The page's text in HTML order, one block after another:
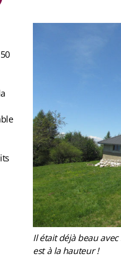
Il était déjà beau
est à la hauteur !